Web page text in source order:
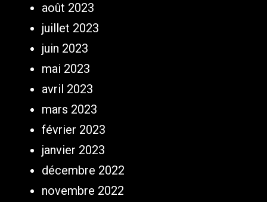
août 2023
juillet 2023
juin 2023
mai 2023
avril 2023
mars 2023
février 2023
janvier 2023
décembre 2022
novembre 2022